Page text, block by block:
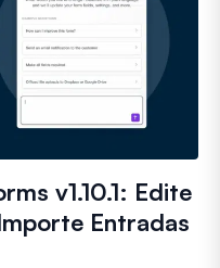
v1.10.1: Edite
Entradas